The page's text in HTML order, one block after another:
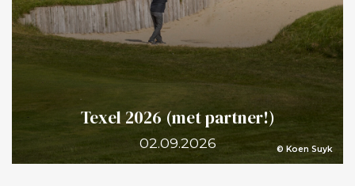
© Koen Suyk
Texel 2026 (met partner!)
02.09.2026